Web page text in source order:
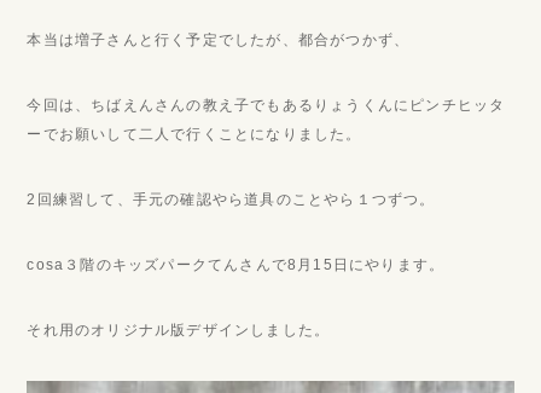
本当は増子さんと行く予定でしたが、都合がつかず、
今回は、ちばえんさんの教え子でもあるりょうくんにピンチヒッタ
ーでお願いして二人で行くことになりました。
2回練習して、手元の確認やら道具のことやら１つずつ。
cosa３階のキッズパークてんさんで8月15日にやります。
それ用のオリジナル版デザインしました。